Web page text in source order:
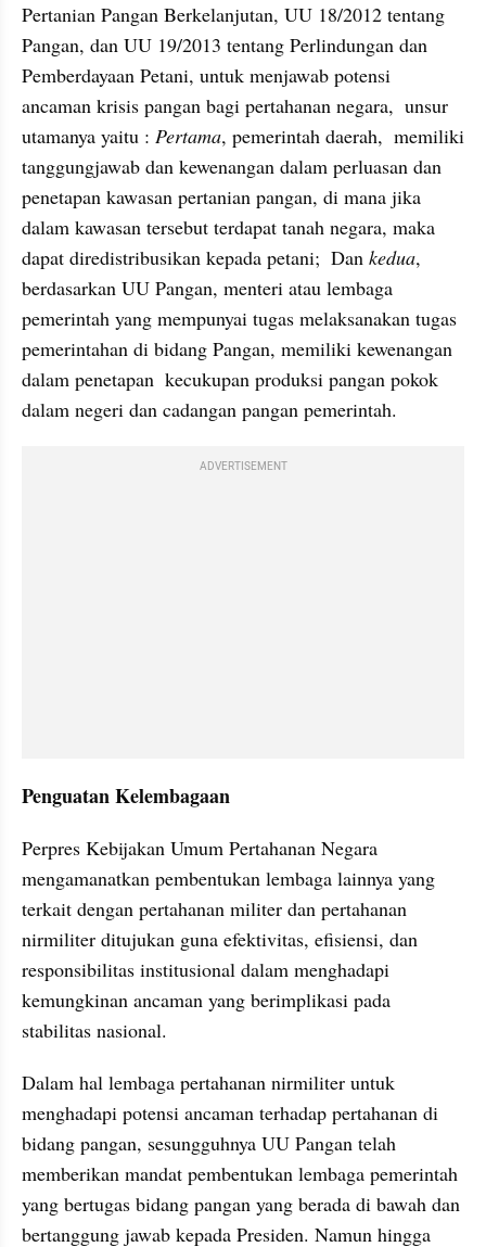
Pertanian Pangan Berkelanjutan, UU 18/2012 tentang
Pangan, dan UU 19/2013 tentang Perlindungan dan
Pemberdayaan Petani, untuk menjawab potensi
ancaman krisis pangan bagi pertahanan negara,  unsur
utamanya yaitu : Pertama, pemerintah daerah,  memiliki
tanggungjawab dan kewenangan dalam perluasan dan
penetapan kawasan pertanian pangan, di mana jika
dalam kawasan tersebut terdapat tanah negara, maka
dapat diredistribusikan kepada petani;  Dan kedua,
berdasarkan UU Pangan, menteri atau lembaga
pemerintah yang mempunyai tugas melaksanakan tugas
pemerintahan di bidang Pangan, memiliki kewenangan
dalam penetapan  kecukupan produksi pangan pokok
dalam negeri dan cadangan pangan pemerintah.
ADVERTISEMENT
Penguatan Kelembagaan
Perpres Kebijakan Umum Pertahanan Negara
mengamanatkan pembentukan lembaga lainnya yang
terkait dengan pertahanan militer dan pertahanan
nirmiliter ditujukan guna efektivitas, efisiensi, dan
responsibilitas institusional dalam menghadapi
kemungkinan ancaman yang berimplikasi pada
stabilitas nasional.
Dalam hal lembaga pertahanan nirmiliter untuk
menghadapi potensi ancaman terhadap pertahanan di
bidang pangan, sesungguhnya UU Pangan telah
memberikan mandat pembentukan lembaga pemerintah
yang bertugas bidang pangan yang berada di bawah dan
bertanggung jawab kepada Presiden. Namun hingga